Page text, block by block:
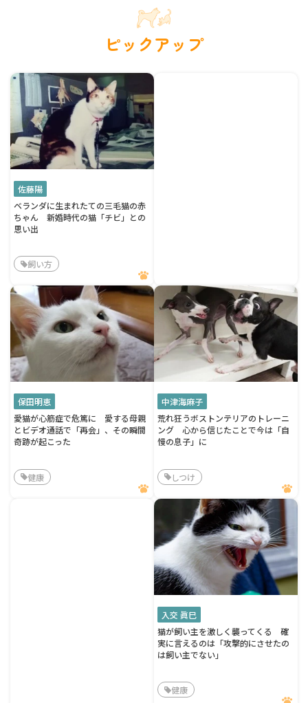
ピックアップ
佐藤陽
ベランダに生まれたての三毛猫の赤
ちゃん 新婚時代の猫「チビ」との
思い出
飼い方
保田明恵
愛猫が心筋症で危篤に 愛する母親
とビデオ通話で「再会」、その瞬間
奇跡が起こった
健康
中津海麻子
荒れ狂うボストンテリアのトレーニ
ング 心から信じたことで今は「自
慢の息子」に
しつけ
入交 眞巳
猫が飼い主を激しく襲ってくる 確
実に言えるのは「攻撃的にさせたの
は飼い主でない」
健康